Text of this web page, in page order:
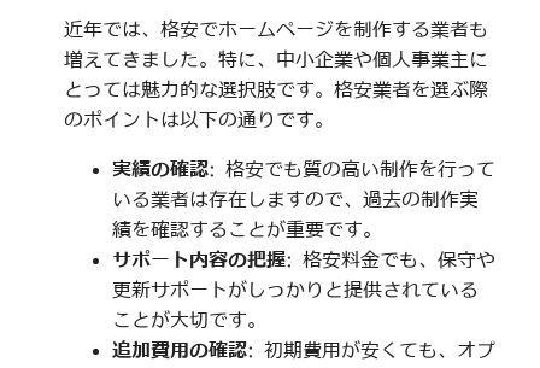
近年では、格安でホームページを制作する業者も
増えてきました。特に、中小企業や個人事業主に
とっては魅力的な選択肢です。格安業者を選ぶ際
のポイントは以下の通りです。
実績の確認: 格安でも質の高い制作を行って
いる業者は存在しますので、過去の制作実
績を確認することが重要です。
サポート内容の把握: 格安料金でも、保守や
更新サポートがしっかりと提供されている
ことが大切です。
追加費用の確認: 初期費用が安くても、オプ